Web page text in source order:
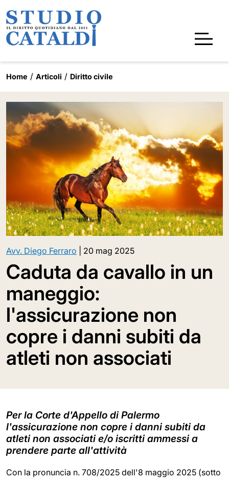
Home Articoli Diritto civile
Avv. Diego Ferraro 20 mag 2025
Caduta da cavallo in un
maneggio:
l'assicurazione non
copre i danni subiti da
atleti non associati
Per la Corte d'Appello di Palermo
l'assicurazione non copre i danni subiti da
atleti non associati e/o iscritti ammessi a
prendere parte all'attività
Con la pronuncia n. 708/2025 dell'8 maggio 2025 (sotto